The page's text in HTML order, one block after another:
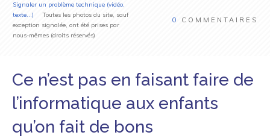
Signaler un problème technique (vidéo,
texte...)
Toutes les photos du site, sauf
exception signalée, ont été prises par
nous-mêmes (droits réservés)
0 COMMENTAIRES
Ce n’est pas en faisant faire de
l’informatique aux enfants
qu’on fait de bons